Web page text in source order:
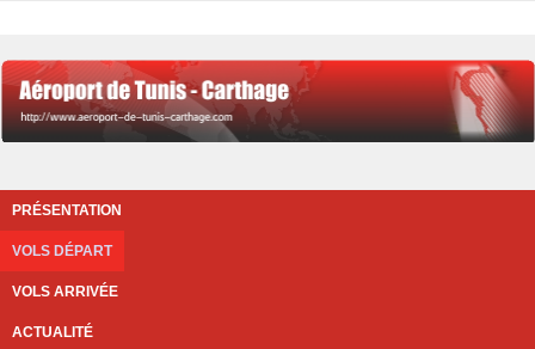
PRÉSENTATION
VOLS DÉPART
VOLS ARRIVÉE
ACTUALITÉ